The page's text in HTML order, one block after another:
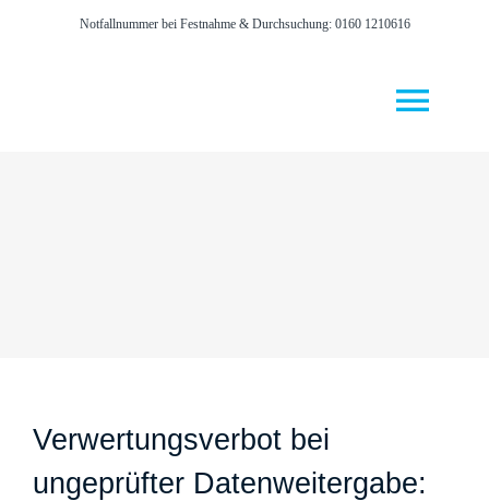
Notfallnummer bei Festnahme & Durchsuchung: 0160 1210616
TERMIN
Verwertungsverbot bei
ungeprüfter Datenweitergabe: